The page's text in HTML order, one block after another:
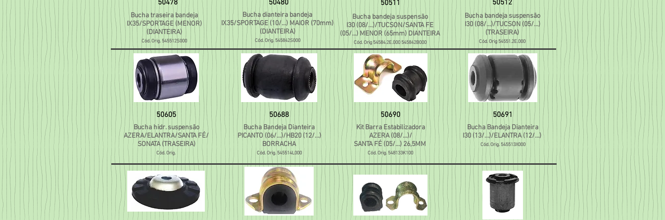
50478
Bucha traseira bandeja
IX35/SPORTAGE (MENOR)
(DIANTEIRA)
Cód. Orig. 545512S000
50480 50511
Bucha dianteira bandeja
IX35/SPORTAGE (10/...) MAIOR (70mm)
(DIANTEIRA)
Cód. Orig. 545842S000
Bucha bandeja suspensão
I30 (08/...)/TUCSON/SANTA FE
(05/...) MENOR (65mm) DIANTEIRA
Cód. Orig 54584.2E.000 545842B000
50512
Bucha bandeja suspensão
I30 (08/...)/TUCSON (05/...)
(TRASEIRA)
Cód. Orig 54551.2E.000
50605
Bucha hidr. suspensão
AZERA/ELANTRA/SANTA FÉ/
SONATA (TRASEIRA)
Cód. Orig.
50688
Bucha Bandeja Dianteira
PICANTO (06/...)/HB20 (12/...)
BORRACHA
Cód. Orig. 545514L000
50690
Kit Barra Estabilizadora
AZERA (08/...)/
SANTA FÉ (05/...) 26,5MM
Cód. Orig. 548133K100
50691
Bucha Bandeja Dianteira
I30 (13/...)/ELANTRA (12/...)
Cód. Orig. 545513X000